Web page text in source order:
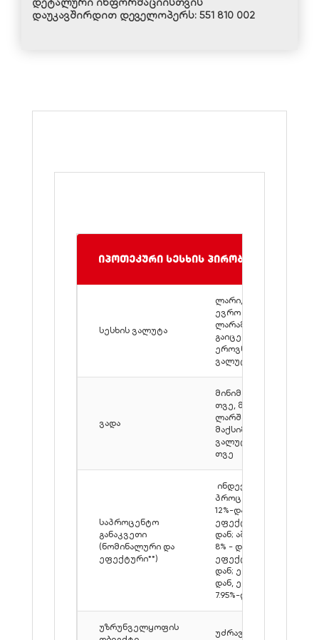
დაუკავშირდით დეველოპერს: 551 810 002
იპოთეკური სესხის პირობები
სესხის ვალუტა
ლარი, დოლარი,
ევრო (1,000,000
ლარამდე სესხები
გაიცემა მხოლოდ
ეროვნულ
ვალუტაში)
ვადა
მინიმალური - 6
თვე, მაქსიმალური
ლარში - 240 თვე,
მაქსიმალური
ვალუტაში - 120
თვე
საპროცენტო
განაკვეთი
(ნომინალური და
ეფექტური**)
ინდექსირებული**
პროცენტი: ლარი
12%-დან,
ეფექტური 12,9%-
დან; აშშ დოლარი
8% - დან,
ეფექტური 8.8%-
დან; ევრო 7.5%-
დან, ეფექტური
7.95%-დან
უზრუნველყოფის
უძრავი ქონება